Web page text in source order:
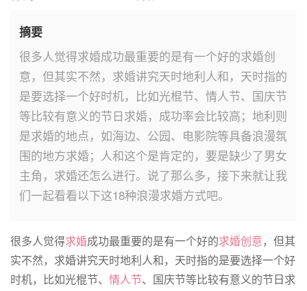
摘要
很多人觉得求婚成功最重要的是有一个好的求婚创
意，但其实不然，求婚讲究天时地利人和，天时指的
是要选择一个好时机，比如光棍节、情人节、国庆节
等比较有意义的节日求婚，成功率会比较高；地利则
是求婚的地点，如海边、公园、电影院等具备浪漫氛
围的地方求婚；人和这个是肯定的，要是缺少了男女
主角，求婚还怎么进行。说了那么多，接下来就让我
们一起看看以下这18种浪漫求婚方式吧。
很多人觉得求婚成功最重要的是有一个好的求婚创意，但其
实不然，求婚讲究天时地利人和，天时指的是要选择一个好
时机，比如光棍节、 情人节、国庆节等比较有意义的节日求